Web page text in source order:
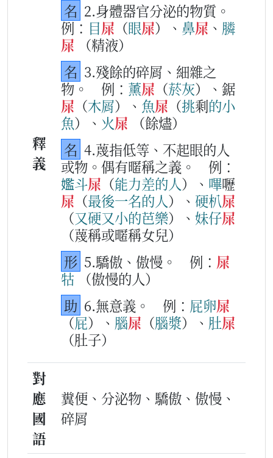
釋
義
名 2.身體器官分泌的物質。
例： 目屎 （眼屎）、 鼻屎 、 膦
屎
（精液）
名 3.殘餘的碎屑、細雜之
物。
例： 薰屎 （菸灰）、鋸
屎 （木屑）、 魚屎 （挑剩的小
魚）、 火屎
（餘燼）
名 4.蔑指低等、不起眼的人
或物。偶有暱稱之義。
例：
㜮斗屎 （能力差的人）、 嗶嚦
屎 （最後一名的人）、 硬朳屎
（又硬又小的芭樂）、 妹仔屎
（蔑稱或暱稱女兒）
形 5.驕傲、傲慢。 例： 屎
牯（傲慢的人）
助 6.無意義。 例： 屁卵屎
（屁）、 腦屎 （腦漿）、 肚屎
（肚子）
對
應
國
語
糞便、分泌物、驕傲、傲慢、
碎屑